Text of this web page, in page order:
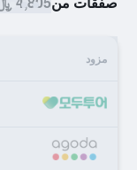
مزود